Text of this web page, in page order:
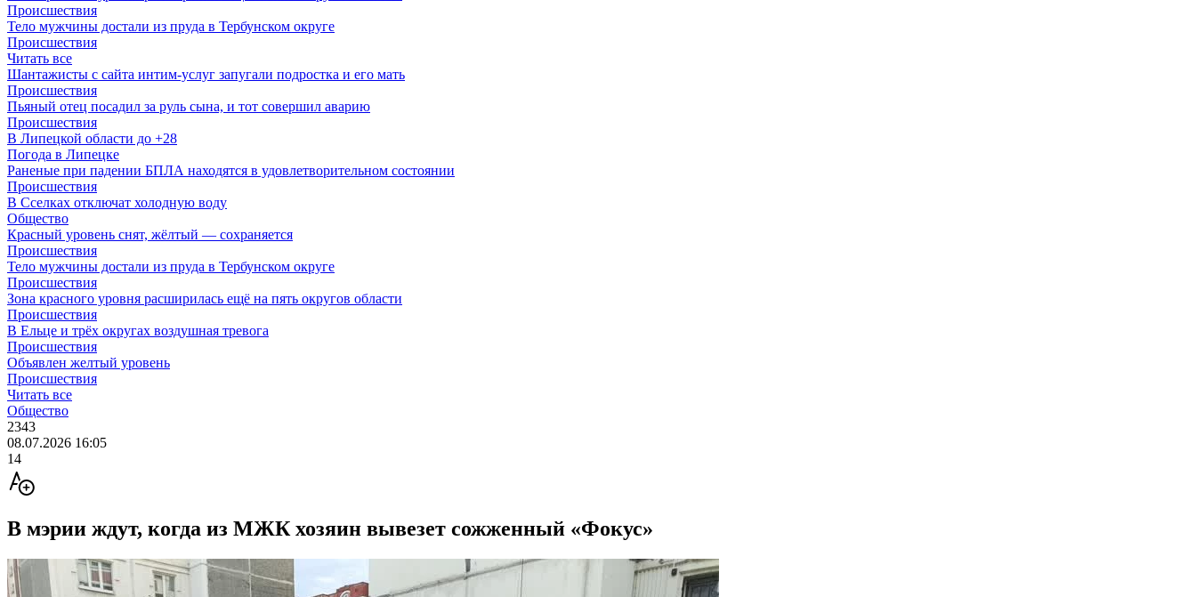
Происшествия
Тело мужчины достали из пруда в Тербунском округе
Происшествия
Читать все
Шантажисты с сайта интим-услуг запугали подростка и его мать
Происшествия
Пьяный отец посадил за руль сына, и тот совершил аварию
Происшествия
В Липецкой области до +28
Погода в Липецке
Раненые при падении БПЛА находятся в удовлетворительном состоянии
Происшествия
В Сселках отключат холодную воду
Общество
Красный уровень снят, жёлтый — сохраняется
Происшествия
Тело мужчины достали из пруда в Тербунском округе
Происшествия
Зона красного уровня расширилась ещё на пять округов области
Происшествия
В Ельце и трёх округах воздушная тревога
Происшествия
Объявлен желтый уровень
Происшествия
Читать все
Общество
2343
08.07.2026 16:05
14
В мэрии ждут, когда из МЖК хозяин вывезет сожженный «Фокус»